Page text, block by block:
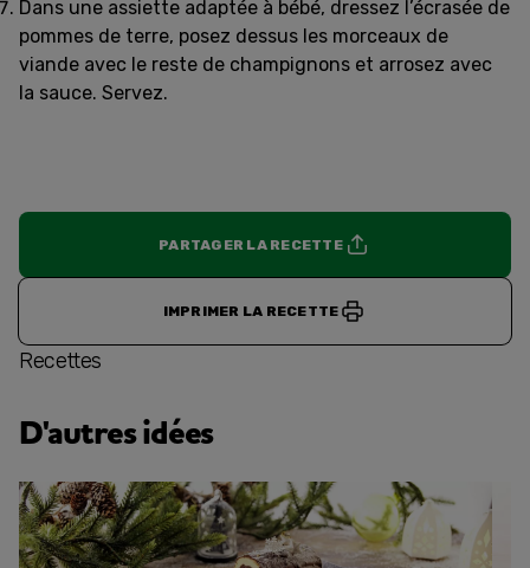
Dans une assiette adaptée à bébé, dressez l’écrasée de
pommes de terre, posez dessus les morceaux de
viande avec le reste de champignons et arrosez avec
la sauce. Servez.
PARTAGER LA RECETTE
IMPRIMER LA RECETTE
Recettes
D'autres idées